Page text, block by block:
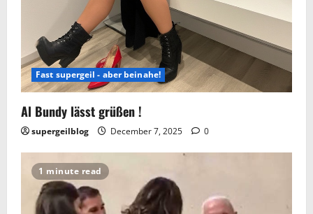
Fast supergeil - aber beinahe!
Al Bundy lässt grüßen !
supergeilblog December 7, 2025 0
1 minute read